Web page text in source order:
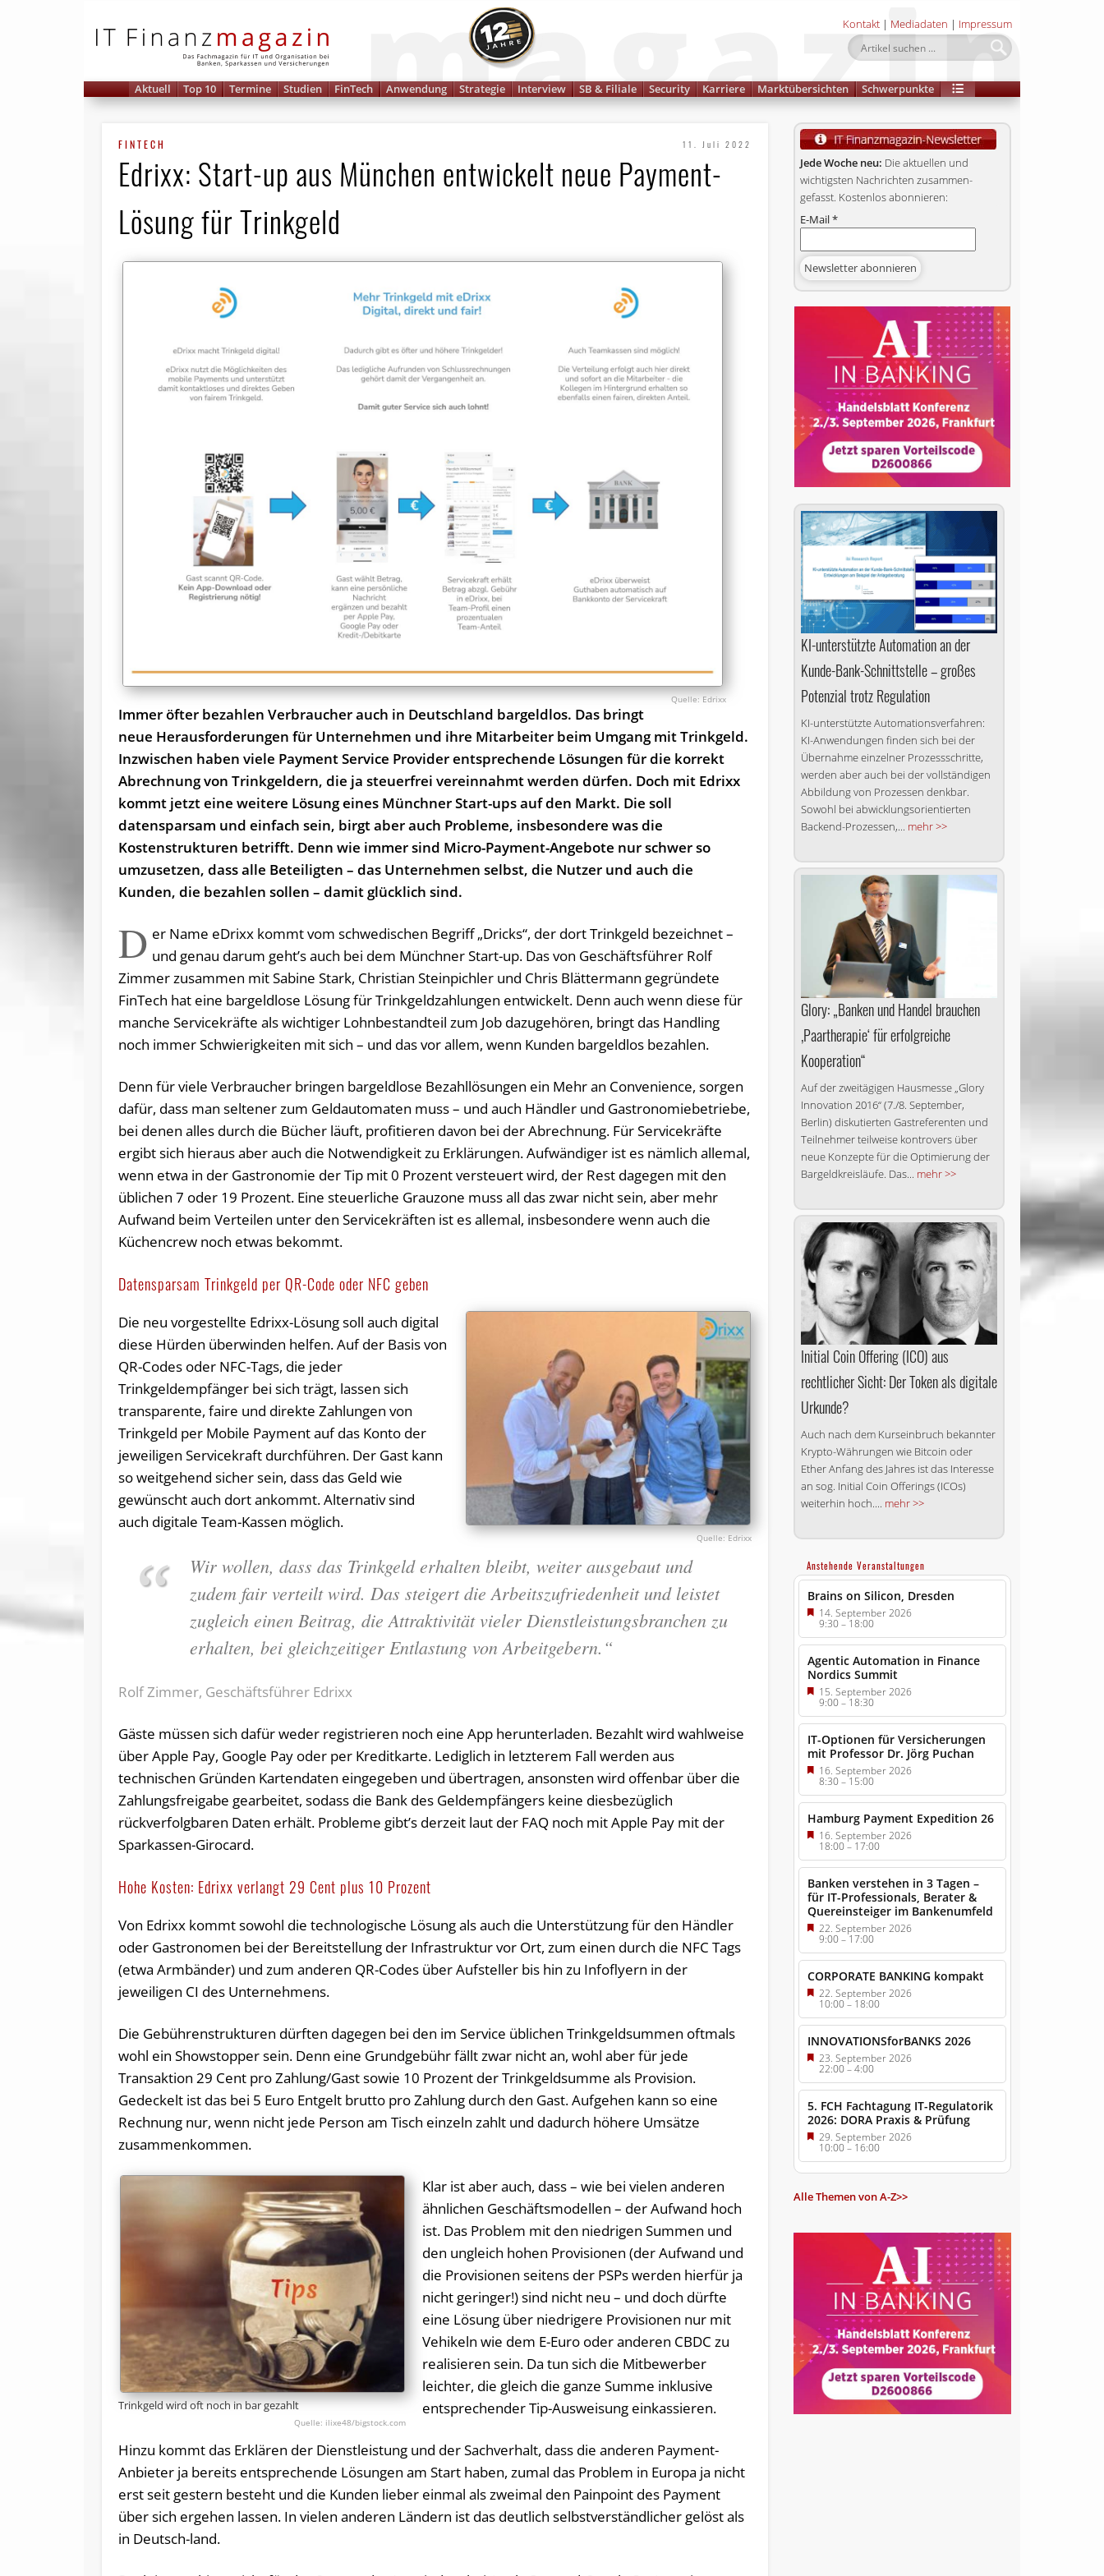
Kontakt | Mediadaten | Impressum
Aktuell Top 10 Termine Studien FinTech Anwendung Strategie Interview SB & Filiale Security Karriere Marktübersichten Schwerpunkte
FINTECH 11. Juli 2022
Edrixx: Start-up aus München entwickelt neue Payment-
Lösung für Trinkgeld
Edrixx
Immer öfter bezahlen Verbraucher auch in Deutschland bargeldlos. Das bringt
neue Herausforderungen für Unternehmen und ihre Mitarbeiter beim Umgang mit Trinkgeld.
Inzwischen haben viele Payment Service Provider entsprechende Lösungen für die korrekt
Abrechnung von Trinkgeldern, die ja steuerfrei vereinnahmt werden dürfen. Doch mit Edrixx
kommt jetzt eine weitere Lösung eines Münchner Start-ups auf den Markt. Die soll
datensparsam und einfach sein, birgt aber auch Probleme, insbesondere was die
Kostenstrukturen betrifft. Denn wie immer sind Micro-Payment-Angebote nur schwer so
umzusetzen, dass alle Beteiligten – das Unternehmen selbst, die Nutzer und auch die
Kunden, die bezahlen sollen – damit glücklich sind.
D er Name eDrixx kommt vom schwedischen Begriff „Dricks“, der dort Trinkgeld bezeichnet –
und genau darum geht’s auch bei dem Münchner Start-up. Das von Geschäftsführer Rolf
Zimmer zusammen mit Sabine Stark, Christian Steinpichler und Chris Blättermann gegründete
FinTech hat eine bargeldlose Lösung für Trinkgeldzahlungen entwickelt. Denn auch wenn diese für
manche Servicekräfte als wichtiger Lohnbestandteil zum Job dazugehören, bringt das Handling
noch immer Schwierigkeiten mit sich – und das vor allem, wenn Kunden bargeldlos bezahlen.
Denn für viele Verbraucher bringen bargeldlose Bezahllösungen ein Mehr an Convenience, sorgen
dafür, dass man seltener zum Geldautomaten muss – und auch Händler und Gastronomiebetriebe,
bei denen alles durch die Bücher läuft, profitieren davon bei der Abrechnung. Für Servicekräfte
ergibt sich hieraus aber auch die Notwendigkeit zu Erklärungen. Aufwändiger ist es nämlich allemal,
wenn etwa in der Gastronomie der Tip mit 0 Prozent versteuert wird, der Rest dagegen mit den
üblichen 7 oder 19 Prozent. Eine steuerliche Grauzone muss all das zwar nicht sein, aber mehr
Aufwand beim Verteilen unter den Servicekräften ist es allemal, insbesondere wenn auch die
Küchencrew noch etwas bekommt.
Datensparsam Trinkgeld per QR-Code oder NFC geben
Edrixx
Die neu vorgestellte Edrixx-Lösung soll auch digital
diese Hürden überwinden helfen. Auf der Basis von
QR-Codes oder NFC-Tags, die jeder
Trinkgeldempfänger bei sich trägt, lassen sich
transparente, faire und direkte Zahlungen von
Trinkgeld per Mobile Payment auf das Konto der
jeweiligen Servicekraft durchführen. Der Gast kann
so weitgehend sicher sein, dass das Geld wie
gewünscht auch dort ankommt. Alternativ sind
auch digitale Team-Kassen möglich.
Wir wollen, dass das Trinkgeld erhalten bleibt, weiter ausgebaut und
zudem fair verteilt wird. Das steigert die Arbeitszufriedenheit und leistet
zugleich einen Beitrag, die Attraktivität vieler Dienstleistungsbranchen zu
erhalten, bei gleichzeitiger Entlastung von Arbeitgebern.“
Rolf Zimmer, Geschäftsführer Edrixx
Gäste müssen sich dafür weder registrieren noch eine App herunterladen. Bezahlt wird wahlweise
über Apple Pay, Google Pay oder per Kreditkarte. Lediglich in letzterem Fall werden aus
technischen Gründen Kartendaten eingegeben und übertragen, ansonsten wird offenbar über die
Zahlungsfreigabe gearbeitet, sodass die Bank des Geldempfängers keine diesbezüglich
rückverfolgbaren Daten erhält. Probleme gibt’s derzeit laut der FAQ noch mit Apple Pay mit der
Sparkassen-Girocard.
Hohe Kosten: Edrixx verlangt 29 Cent plus 10 Prozent
Von Edrixx kommt sowohl die technologische Lösung als auch die Unterstützung für den Händler
oder Gastronomen bei der Bereitstellung der Infrastruktur vor Ort, zum einen durch die NFC Tags
(etwa Armbänder) und zum anderen QR-Codes über Aufsteller bis hin zu Infoflyern in der
jeweiligen CI des Unternehmens.
Die Gebührenstrukturen dürften dagegen bei den im Service üblichen Trinkgeldsummen oftmals
wohl ein Showstopper sein. Denn eine Grundgebühr fällt zwar nicht an, wohl aber für jede
Transaktion 29 Cent pro Zahlung/Gast sowie 10 Prozent der Trinkgeldsumme als Provision.
Gedeckelt ist das bei 5 Euro Entgelt brutto pro Zahlung durch den Gast. Aufgehen kann so eine
Rechnung nur, wenn nicht jede Person am Tisch einzeln zahlt und dadurch höhere Umsätze
zusammenkommen.
Trinkgeld wird oft noch in bar gezahlt
ilixe48/bigstock.com
Klar ist aber auch, dass – wie bei vielen anderen
ähnlichen Geschäftsmodellen – der Aufwand hoch
ist. Das Problem mit den niedrigen Summen und
den ungleich hohen Provisionen (der Aufwand und
die Provisionen seitens der PSPs werden hierfür ja
nicht geringer!) sind nicht neu – und doch dürfte
eine Lösung über niedrigere Provisionen nur mit
Vehikeln wie dem E-Euro oder anderen CBDC zu
realisieren sein. Da tun sich die Mitbewerber
leichter, die gleich die ganze Summe inklusive
entsprechender Tip-Ausweisung einkassieren.
Hinzu kommt das Erklären der Dienstleistung und der Sachverhalt, dass die anderen Payment-
Anbieter ja bereits entsprechende Lösungen am Start haben, zumal das Problem in Europa ja nicht
erst seit gestern besteht und die Kunden lieber einmal als zweimal den Painpoint des Payment
über sich ergehen lassen. In vielen anderen Ländern ist das deutlich selbstverständlicher gelöst als
in Deutsch-land.
Jede Woche neu: Die aktuellen und
wichtigsten Nachrichten zusammen­
gefasst. Kostenlos abonnieren:
E-Mail*
KI-unterstützte Automation an der
Kunde-Bank-Schnittstelle – großes
Potenzial trotz Regulation
KI-unterstützte Automations­verfahren:
KI-Anwendungen finden sich bei der
Übernahme einzelner Prozessschritte,
werden aber auch bei der vollständigen
Abbildung von Prozessen denkbar.
Sowohl bei abwicklungsorientierten
Backend-Prozessen,... mehr >>
Glory: „Banken und Handel brauchen
‚Paartherapie‘ für erfolgreiche
Kooperation“
Auf der zweitägigen Hausmesse „Glory
Innovation 2016“ (7./8. September,
Berlin) diskutierten Gastreferenten und
Teilnehmer teilweise kontrovers über
neue Konzepte für die Optimierung der
Bargeldkreisläufe. Das... mehr >>
Initial Coin Offering (ICO) aus
rechtlicher Sicht: Der Token als digitale
Urkunde?
Auch nach dem Kurseinbruch bekannter
Krypto-Währungen wie Bitcoin oder
Ether Anfang des Jahres ist das Interesse
an sog. Initial Coin Offerings (ICOs)
weiterhin hoch.... mehr >>
Anstehende Veranstaltungen
Brains on Silicon, Dresden
14. September 2026
9:30–18:00
Agentic Automation in Finance
Nordics Summit
15. September 2026
9:00–18:30
IT-Optionen für Versicherungen
mit Professor Dr. Jörg Puchan
16. September 2026
8:30–15:00
Hamburg Payment Expedition 26
16. September 2026
18:00– 17:00
Banken verstehen in 3 Tagen –
für IT-Professionals, Berater &
Quereinsteiger im Bankenumfeld
22. September 2026
9:00–17:00
CORPORATE BANKING kompakt
22. September 2026
10:00– 18:00
INNOVATIONSforBANKS 2026
23. September 2026
22:00–4:00
5. FCH Fachtagung IT-Regulatorik
2026: DORA Praxis & Prüfung
29. September 2026
10:00– 16:00
Alle Themen von A-Z>>